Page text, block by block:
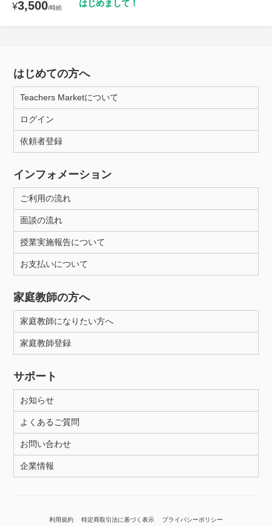
¥3,500/時給 はじめまして！
はじめての方へ
Teachers Marketについて
ログイン
依頼者登録
インフォメーション
ご利用の流れ
面談の流れ
授業実施報告について
お支払いについて
家庭教師の方へ
家庭教師になりたい方へ
家庭教師登録
サポート
お知らせ
よくあるご質問
お問い合わせ
企業情報
利用規約 特定商取引法に基づく表示 プライバシーポリシー